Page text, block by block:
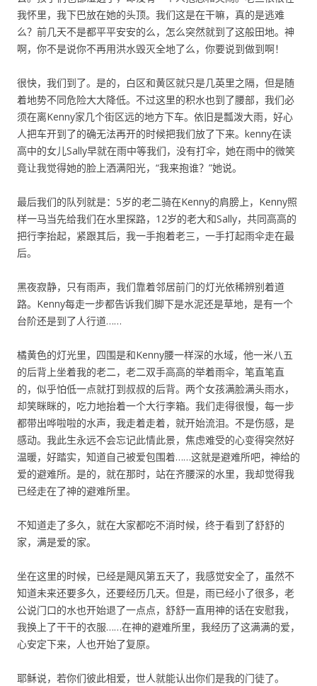
我怀里，我下巴放在她的头顶。我们这是在干嘛，真的是逃难
么？前几天不是都平平安安的么，怎么突然就到了这般田地。神
啊，你不是说你不再用洪水毁灭全地了么，你要说到做到啊！
很快，我们到了。是的，白区和黄区就只是几英里之隔，但是随
着地势不同危险大大降低。不过这里的积水也到了腰部，我们必
须在离Kenny家几个街区远的地方下车。依旧是瓢泼大雨，好心
人把车开到了的确无法再开的时候把我们放了下来。kenny在读
高中的女儿Sally早就在雨中等我们，没有打伞，她在雨中的微笑
竟让我觉得她的脸上洒满阳光，“我来抱谁？”她说。
最后我们的队列就是：5岁的老二骑在Kenny的肩膀上，Kenny照
样一马当先给我们在水里探路，12岁的老大和Sally，共同高高的
把行李抬起，紧跟其后，我一手抱着老三，一手打起雨伞走在最
后。
黑夜寂静，只有雨声，我们靠着邻居前门的灯光依稀辨别着道
路。Kenny每走一步都告诉我们脚下是水泥还是草地，是有一个
台阶还是到了人行道……
橘黄色的灯光里，四围是和Kenny腰一样深的水域，他一米八五
的后背上坐着我的老二，老二双手高高的举着雨伞，笔直笔直
的，似乎怕低一点就打到叔叔的后背。两个女孩满脸满头雨水，
却笑眯眯的，吃力地抬着一个大行李箱。我们走得很慢，每一步
都带出哗啦啦的水声，我走着走着，就开始流泪。不是伤感，是
感动。我此生永远不会忘记此情此景，焦虑难受的心变得突然好
温暖，好踏实，知道自己被爱包围着……这就是避难所吧，神给的
爱的避难所。是的，就在那时，站在齐腰深的水里，我却觉得我
已经走在了神的避难所里。
不知道走了多久，就在大家都吃不消时候，终于看到了舒舒的
家，满是爱的家。
坐在这里的时候，已经是飓风第五天了，我感觉安全了，虽然不
知道未来还要多久，还要经历几天。但是，雨已经小了很多，老
公说门口的水也开始退了一点点，舒舒一直用神的话在安慰我，
我换上了干干的衣服……在神的避难所里，我经历了这满满的爱，
心安定下来，人也开始了复原。
耶稣说，若你们彼此相爱，世人就能认出你们是我的门徒了。